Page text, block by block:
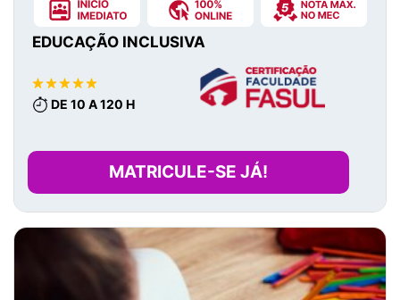
EDUCAÇÃO INCLUSIVA
DE 10 A 120 H
MATRICULE-SE JÁ!